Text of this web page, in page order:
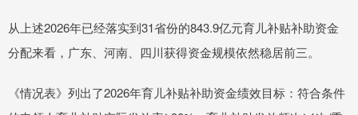
从上述2026年已经落实到31省份的843.9亿元育儿补贴补助资金
分配来看，广东、河南、四川获得资金规模依然稳居前三。
《情况表》列出了2026年育儿补贴补助资金绩效目标：符合条件